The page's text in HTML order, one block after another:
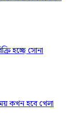
হচ্ছে সোনা
কখন হবে খেলা